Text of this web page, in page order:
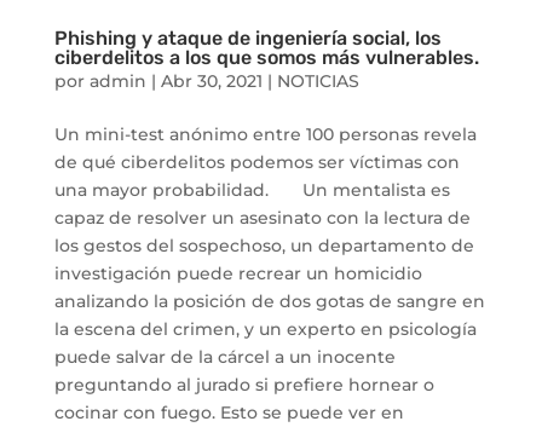
Phishing y ataque de ingeniería social, los
ciberdelitos a los que somos más vulnerables.
por admin | Abr 30, 2021 | NOTICIAS
Un mini-test anónimo entre 100 personas revela
de qué ciberdelitos podemos ser víctimas con
una mayor probabilidad. Un mentalista es
capaz de resolver un asesinato con la lectura de
los gestos del sospechoso, un departamento de
investigación puede recrear un homicidio
analizando la posición de dos gotas de sangre en
la escena del crimen, y un experto en psicología
puede salvar de la cárcel a un inocente
preguntando al jurado si prefiere hornear o
cocinar con fuego. Esto se puede ver en